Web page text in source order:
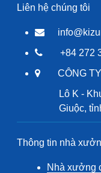
Liên hệ chúng tôi
+84 272
CÔNG
Lô K -
Giuộc,
Thông tin nhà
Nhà xưởng